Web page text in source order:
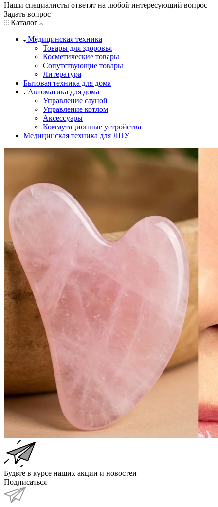
Наши специалисты ответят на любой интересующий вопрос
Задать вопрос
Каталог
Медицинская техника
Товары для здоровья
Косметические товары
Сопутствующие товары
Литература
Бытовая техника для дома
Автоматика для дома
Управление сауной
Управление котлом
Аксессуары
Коммутационные устройства
Медицинская техника для ЛПУ
Будьте в курсе наших акций и новостей
Подписаться